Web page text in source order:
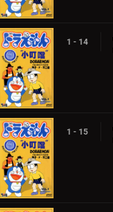
1 - 14
1 - 15